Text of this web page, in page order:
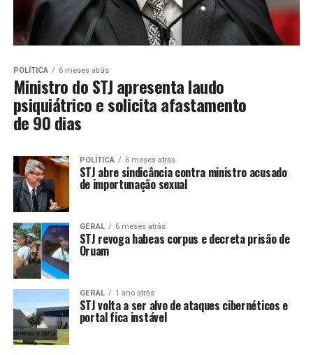
POLÍTICA 6 meses atrás
Ministro do STJ apresenta laudo
psiquiátrico e solicita afastamento
de 90 dias
POLÍTICA 6 meses atrás
STJ abre sindicância contra ministro acusado
de importunação sexual
GERAL 6 meses atrás
STJ revoga habeas corpus e decreta prisão de
Oruam
GERAL 1 ano atrás
STJ volta a ser alvo de ataques cibernéticos e
portal fica instável